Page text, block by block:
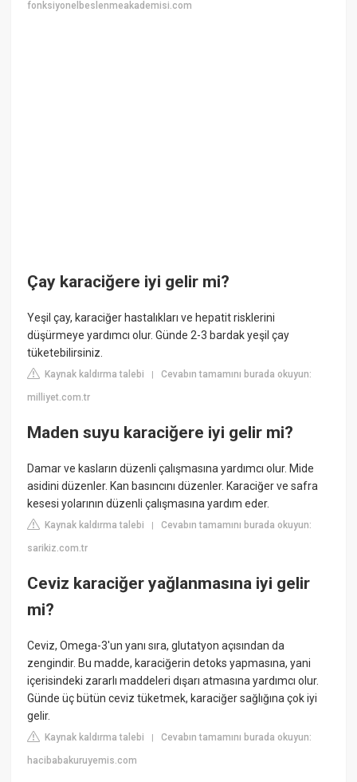
fonksiyonelbeslenmeakademisi.com
Çay karaciğere iyi gelir mi?
Yeşil çay, karaciğer hastalıkları ve hepatit risklerini
düşürmeye yardımcı olur. Günde 2-3 bardak yeşil çay
tüketebilirsiniz.
Kaynak kaldırma talebi |Cevabın tamamını burada okuyun:
milliyet.com.tr
Maden suyu karaciğere iyi gelir mi?
Damar ve kasların düzenli çalışmasına yardımcı olur. Mide
asidini düzenler. Kan basıncını düzenler. Karaciğer ve safra
kesesi yolarının düzenli çalışmasına yardım eder.
Kaynak kaldırma talebi |Cevabın tamamını burada okuyun:
sarikiz.com.tr
Ceviz karaciğer yağlanmasına iyi gelir
mi?
Ceviz, Omega-3'un yanı sıra, glutatyon açısından da
zengindir. Bu madde, karaciğerin detoks yapmasına, yani
içerisindeki zararlı maddeleri dışarı atmasına yardımcı olur.
Günde üç bütün ceviz tüketmek, karaciğer sağlığına çok iyi
gelir.
Kaynak kaldırma talebi |Cevabın tamamını burada okuyun:
hacibabakuruyemis.com